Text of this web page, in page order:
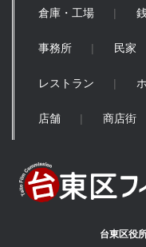
倉庫・工場
事務所 民家
レストラン
店舗 商店街
台東区役